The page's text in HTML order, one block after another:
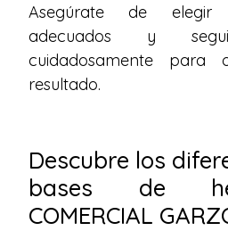
Asegúrate de elegir
adecuados y
cuidadosamente para
resultado.
Descubre los
bases de
COMERCIAL